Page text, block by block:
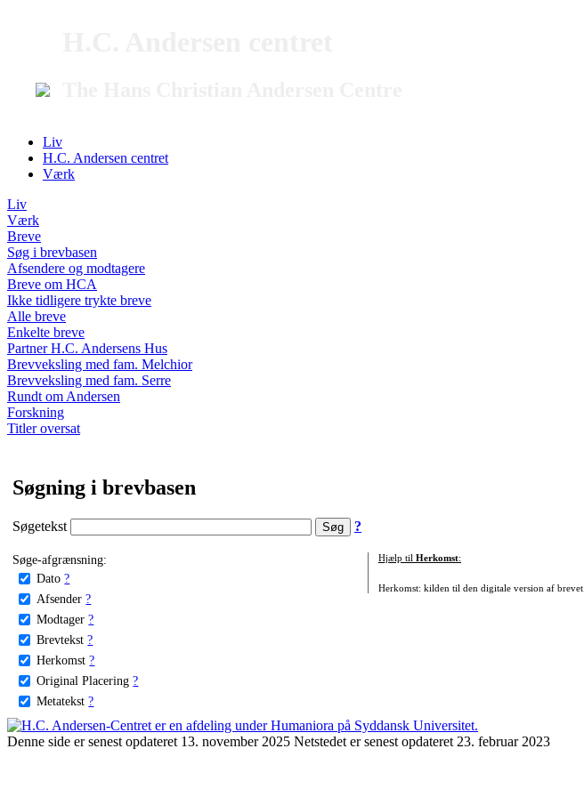
Liv
H.C. Andersen centret
Værk
Liv
Værk
Breve
Søg i brevbasen
Afsendere og modtagere
Breve om HCA
Ikke tidligere trykte breve
Alle breve
Enkelte breve
Partner H.C. Andersens Hus
Brevveksling med fam. Melchior
Brevveksling med fam. Serre
Rundt om Andersen
Forskning
Titler oversat
Søgning i brevbasen
Søgetekst ?
Søge-afgrænsning:
Dato ?
Afsender ?
Modtager ?
Brevtekst ?
Herkomst ?
Original Placering ?
Metatekst ?
Hjælp til Herkomst:
Herkomst: kilden til den digitale version af brevet.
Denne side er senest opdateret 13. november 2025 Netstedet er senest opdateret 23. februar 2023